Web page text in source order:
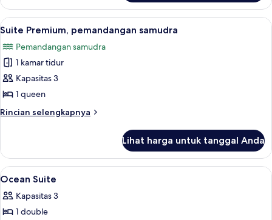
Suite
Premium,
pemandangan
Lihat
semua
foto
untuk
Suite
Premium,
pemandangan
samudra
9
Suite Premium, pemandangan samudra
Pemandangan samudra
1 kamar tidur
Kapasitas 3
1 queen
Rincian selengkapnya
Rincian
Suite
Premium,
pemandangan
Lihat harga untuk tanggal Anda
Lihat
semua
foto
untuk
8
Ocean Suite
Kapasitas 3
1 double